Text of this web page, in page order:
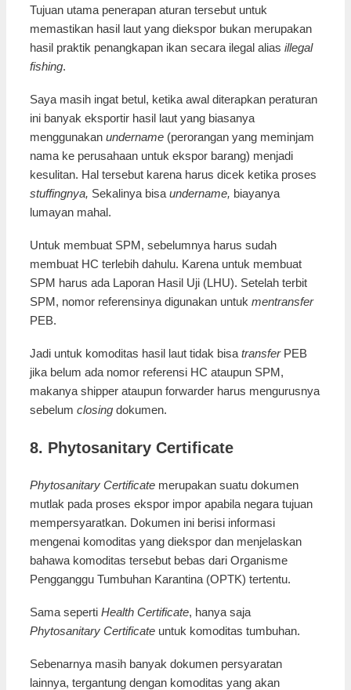
Tujuan utama penerapan aturan tersebut untuk
memastikan hasil laut yang diekspor bukan merupakan
hasil praktik penangkapan ikan secara ilegal alias illegal
fishing.
Saya masih ingat betul, ketika awal diterapkan peraturan
ini banyak eksportir hasil laut yang biasanya
menggunakan undername (perorangan yang meminjam
nama ke perusahaan untuk ekspor barang) menjadi
kesulitan. Hal tersebut karena harus dicek ketika proses
stuffingnya, Sekalinya bisa undername, biayanya
lumayan mahal.
Untuk membuat SPM, sebelumnya harus sudah
membuat HC terlebih dahulu. Karena untuk membuat
SPM harus ada Laporan Hasil Uji (LHU). Setelah terbit
SPM, nomor referensinya digunakan untuk mentransfer
PEB.
Jadi untuk komoditas hasil laut tidak bisa transferPEB
jika belum ada nomor referensi HC ataupun SPM,
makanya shipper ataupun forwarder harus mengurusnya
sebelum closing dokumen.
8. Phytosanitary Certificate
Phytosanitary Certificate merupakan suatu dokumen
mutlak pada proses ekspor impor apabila negara tujuan
mempersyaratkan. Dokumen ini berisi informasi
mengenai komoditas yang diekspor dan menjelaskan
bahawa komoditas tersebut bebas dari Organisme
Pengganggu Tumbuhan Karantina (OPTK) tertentu.
Sama seperti Health Certificate, hanya saja
Phytosanitary Certificate untuk komoditas tumbuhan.
Sebenarnya masih banyak dokumen persyaratan
lainnya, tergantung dengan komoditas yang akan